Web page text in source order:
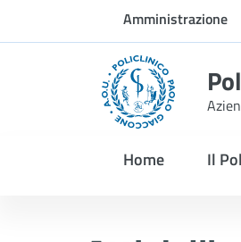
Skip to Main ContentAmministrazione
trasparente
Home Il